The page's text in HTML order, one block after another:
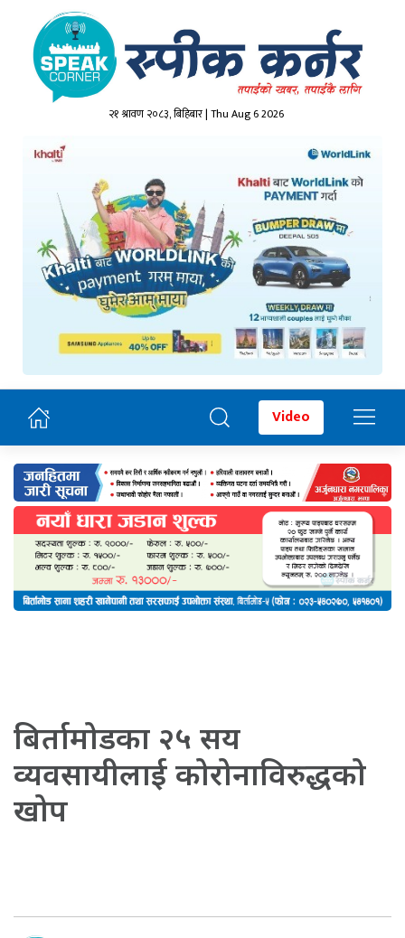
२१ श्रावण २०८३, बिहिबार | Thu Aug 6 2026
Video
बिर्तामोडका २५ सय
व्यवसायीलाई कोरोनाविरुद्धको
खोप